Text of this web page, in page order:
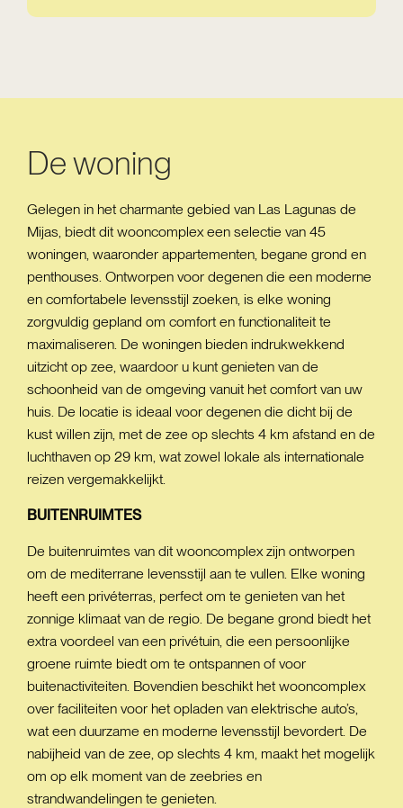
De woning
Gelegen in het charmante gebied van Las Lagunas de
Mijas, biedt dit wooncomplex een selectie van 45
woningen, waaronder appartementen, begane grond en
penthouses. Ontworpen voor degenen die een moderne
en comfortabele levensstijl zoeken, is elke woning
zorgvuldig gepland om comfort en functionaliteit te
maximaliseren. De woningen bieden indrukwekkend
uitzicht op zee, waardoor u kunt genieten van de
schoonheid van de omgeving vanuit het comfort van uw
huis. De locatie is ideaal voor degenen die dicht bij de
kust willen zijn, met de zee op slechts 4 km afstand en de
luchthaven op 29 km, wat zowel lokale als internationale
reizen vergemakkelijkt.
BUITENRUIMTES
De buitenruimtes van dit wooncomplex zijn ontworpen
om de mediterrane levensstijl aan te vullen. Elke woning
heeft een privéterras, perfect om te genieten van het
zonnige klimaat van de regio. De begane grond biedt het
extra voordeel van een privétuin, die een persoonlijke
groene ruimte biedt om te ontspannen of voor
buitenactiviteiten. Bovendien beschikt het wooncomplex
over faciliteiten voor het opladen van elektrische auto’s,
wat een duurzame en moderne levensstijl bevordert. De
nabijheid van de zee, op slechts 4 km, maakt het mogelijk
om op elk moment van de zeebries en
strandwandelingen te genieten.